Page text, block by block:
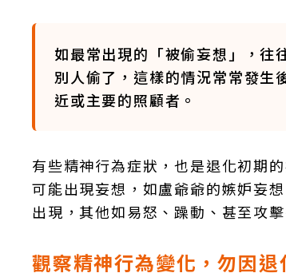
如最常出現的「被偷妄想」，往
別人偷了，這樣的情況常常發生
近或主要的照顧者。
有些精神行為症狀，也是退化初期
可能出現妄想，如盧爺爺的嫉妒妄
出現，其他如易怒、躁動、甚至攻
觀察精神行為變化，勿因退